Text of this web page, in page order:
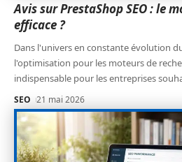
Avis sur PrestaShop SEO : le
efficace ?
Dans l'univers en constante évolution
l'optimisation pour les moteurs de
indispensable pour les entreprises
SEO 21 mai 2026